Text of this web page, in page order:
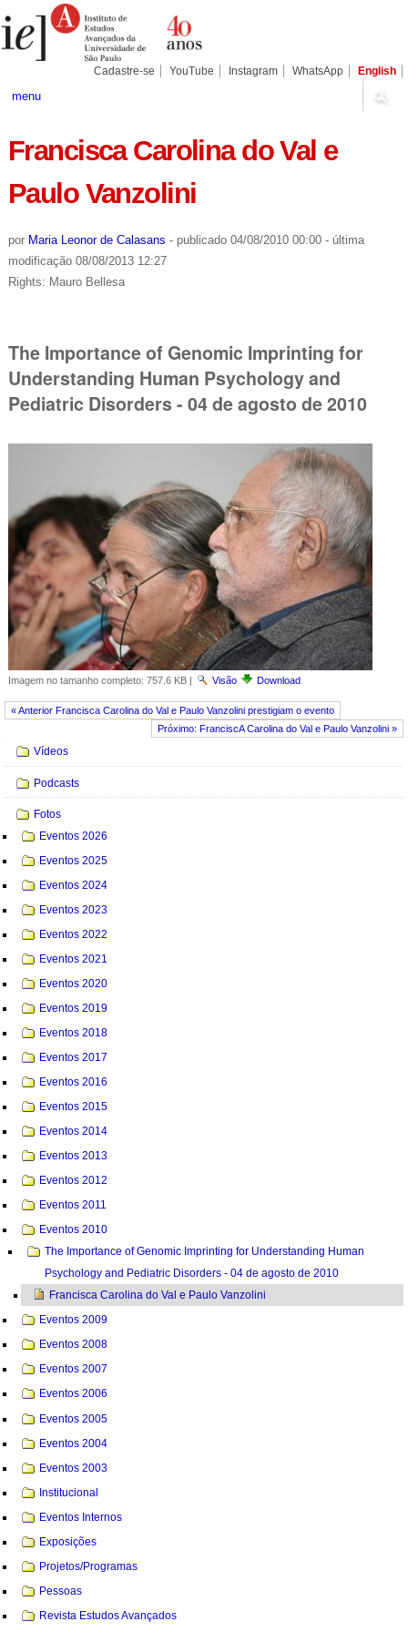
para
conteúdo.
Pessoais
Cadastre-se YouTube Instagram WhatsApp English
menu
Francisca Carolina do Val e
Paulo Vanzolini
por Maria Leonor de Calasans - publicado04/08/2010 00:00 - última
modificação08/08/2013 12:27
Rights: Mauro Bellesa
The Importance of Genomic Imprinting for
Understanding Human Psychology and
Pediatric Disorders - 04 de agosto de 2010
Imagem no tamanho completo: 757.6 KB| Visão Download
« Anterior Francisca Carolina do Val e Paulo Vanzolini prestigiam o evento
Próximo: FranciscA Carolina do Val e Paulo Vanzolini »
Navegação
Vídeos
Podcasts
Fotos
Eventos 2026
Eventos 2025
Eventos 2024
Eventos 2023
Eventos 2022
Eventos 2021
Eventos 2020
Eventos 2019
Eventos 2018
Eventos 2017
Eventos 2016
Eventos 2015
Eventos 2014
Eventos 2013
Eventos 2012
Eventos 2011
Eventos 2010
The Importance of Genomic Imprinting for Understanding Human
Psychology and Pediatric Disorders - 04 de agosto de 2010
Francisca Carolina do Val e Paulo Vanzolini
Eventos 2009
Eventos 2008
Eventos 2007
Eventos 2006
Eventos 2005
Eventos 2004
Eventos 2003
Institucional
Eventos Internos
Exposições
Projetos/Programas
Pessoas
Revista Estudos Avançados